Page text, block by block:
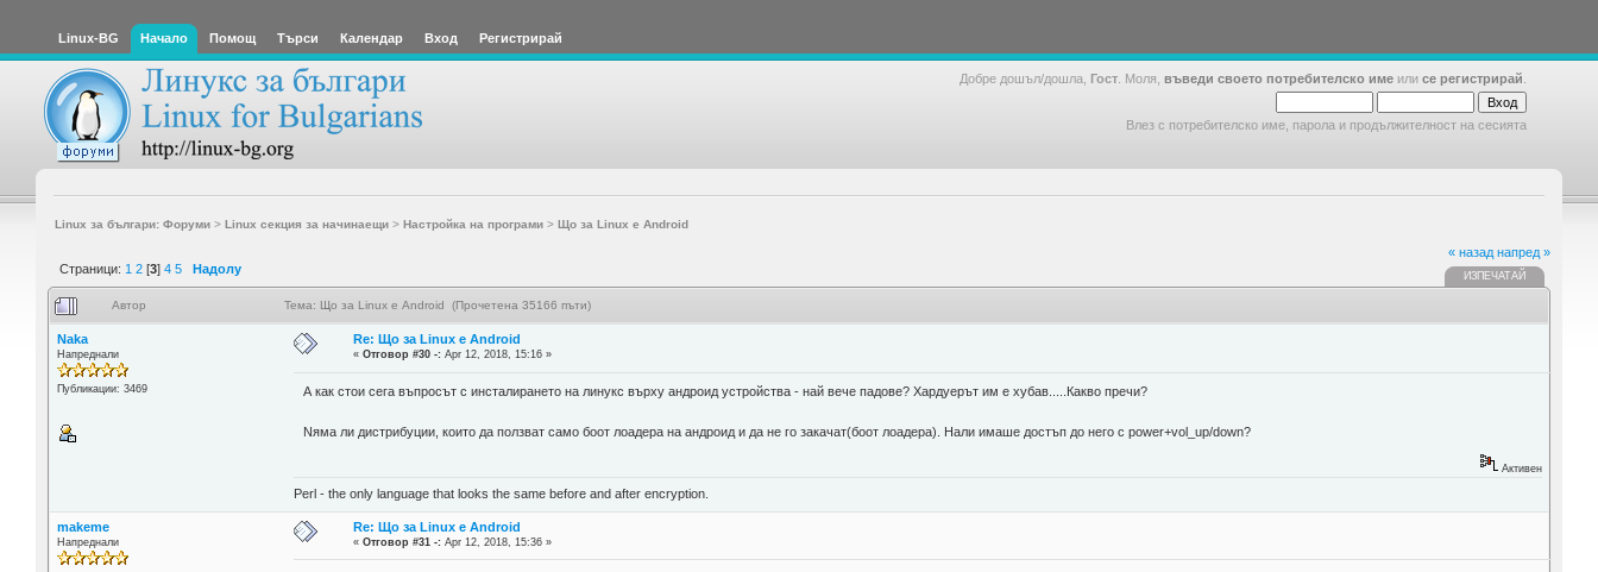
Linux-BG Начало Помощ Търси Календар Вход Регистрирай
Добре дошъл/дошла, Гост . Моля, въведи своето потребителско име или се регистрирай
Влез с потребителско име, парола и продължителност на сесията
Linux за българи: Форуми> Linux секция за начинаещи> Настройка на програми> Що за Linux е Android
Страници: 1 2 [3] 4 5 Надолу
« назад напред »
ИЗПЕЧАТАЙ
Автор Тема: Що за Linux е Android (Прочетена 35166 пъти)
Naka
Напреднали
Публикации: 3469
Re: Що за Linux е Android
«Отговор #30 -: Apr 12, 2018, 15:16 »
А как стои сега въпросът с инсталирането на линукс върху андроид устройства - най вече падове? Хардуерът им е хубав.....Какво пречи?
Nяма ли дистрибуции, които да ползват само боот лоадера на андроид и да не го закачат(боот лоадера). Нали имаше достъп до него с power+vol_up/down?
Активен
Perl - the only language that looks the same before and after encryption.
makeme
Напреднали
Re: Що за Linux е Android
«Отговор #31 -: Apr 12, 2018, 15:36 »